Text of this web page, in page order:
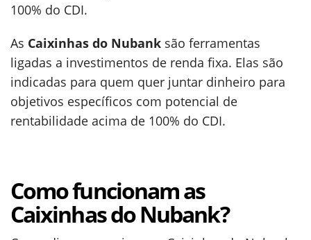
100% do CDI.
As Caixinhas do Nubank são ferramentas
ligadas a investimentos de renda fixa. Elas são
indicadas para quem quer juntar dinheiro para
objetivos específicos com potencial de
rentabilidade acima de 100% do CDI.
Como funcionam as
Caixinhas do Nubank?